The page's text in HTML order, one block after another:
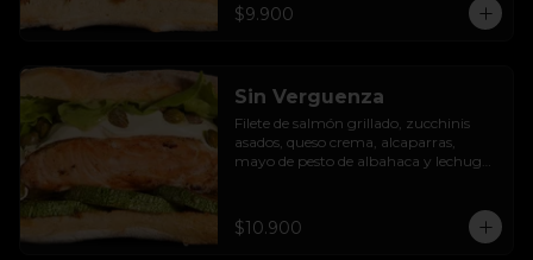
$9.900
Sin Verguenza
Filete de salmón grillado, zucchinis
asados, queso crema, alcaparras,
mayo de pesto de albahaca y lechuga
$10.900